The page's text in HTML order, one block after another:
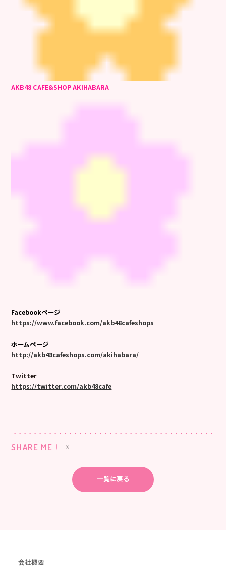
AKB48 CAFE&SHOP AKIHABARA
Facebookページ
https://www.facebook.com/akb48cafeshops
ホームページ
http://akb48cafeshops.com/akihabara/
Twitter
https://twitter.com/akb48cafe
SHARE ME !
一覧に戻る
会社概要